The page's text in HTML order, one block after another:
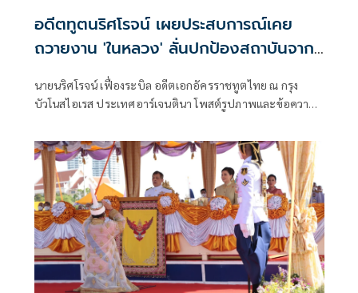
อดีตทูตนริศโรจน์ เผยประสบการณ์เคย
ถวายงาน 'ในหลวง' ลั่นปกป้องสถาบันจาก
ส่วนลึกในหัวใจ
นายนริศโรจน์ เฟื่องระบิล อดีตเอกอัครราชทูตไทย ณ กรุง
บัวโนสไอเรส ประเทศอาร์เจนตินา โพสต์รูปภาพและข้อความ
เรื่องเล่าที่ผมได้เคยถวายงานในหลวง ร.10 เมื่อครั้งเป็นสมเด็จ
พระบรมโอรสาธิราช สยามมกุฎราชกุมาร จริงๆแล้วผมไม่กล้า
เล่า